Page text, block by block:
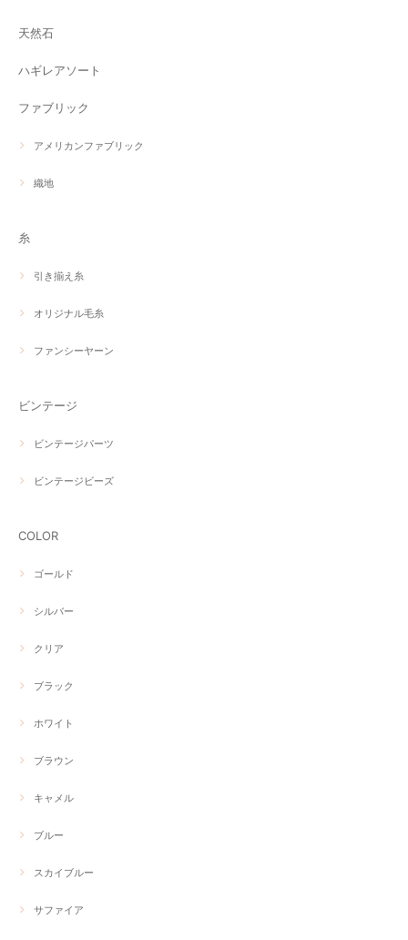
天然石
ハギレアソート
ファブリック
アメリカンファブリック
織地
糸
引き揃え糸
オリジナル毛糸
ファンシーヤーン
ビンテージ
ビンテージパーツ
ビンテージビーズ
COLOR
ゴールド
シルバー
クリア
ブラック
ホワイト
ブラウン
キャメル
ブルー
スカイブルー
サファイア